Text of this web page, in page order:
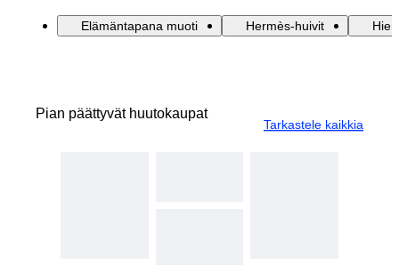
Elämäntapana muoti Hermès-huivit
Pian päättyvät huutokaupat
Tarkastele kaikkia